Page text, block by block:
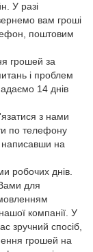
У разі
вам гроші
поштовим
грошей за
і проблем
14 днів
з нами
по телефону
написавши на
робочих днів.
для
компанії. У
зручний спосіб,
грошей на